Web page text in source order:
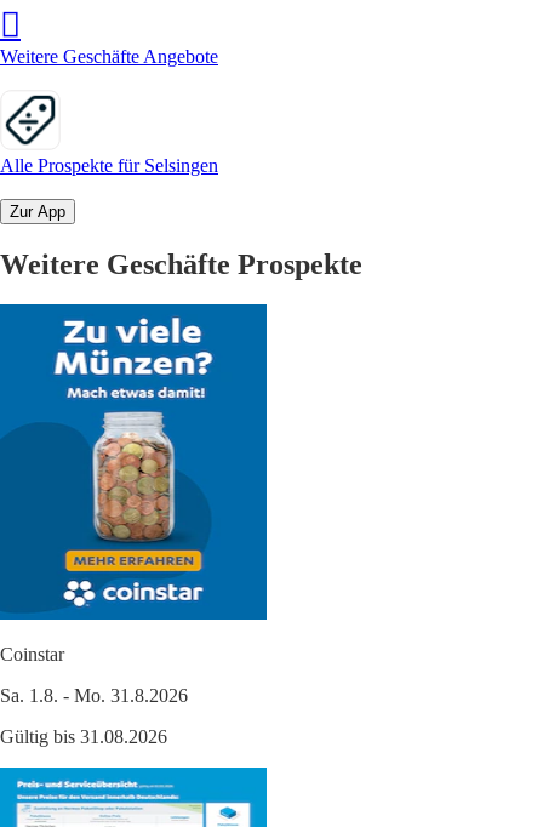
Weitere Geschäfte Angebote
Alle Prospekte für Selsingen
Zur App
Weitere Geschäfte Prospekte
Coinstar
Sa. 1.8. - Mo. 31.8.2026
Gültig bis 31.08.2026